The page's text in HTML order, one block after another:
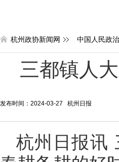
杭州政协新闻网 中国人民政
三都镇人
发布时间：2024-03-27 杭州日报
杭州日报讯